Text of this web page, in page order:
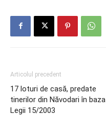
Articolul precedent
17 loturi de casă, predate
tinerilor din Năvodari în baza
Legii 15/2003